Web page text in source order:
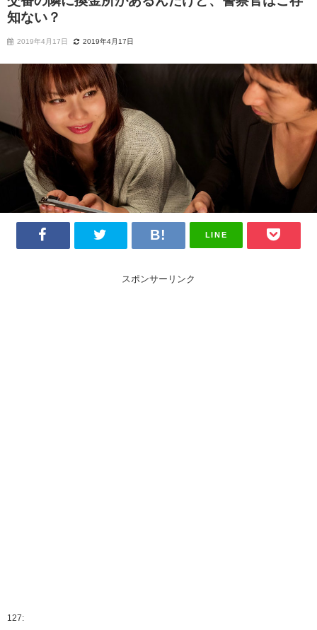
知ない？
2019年4月17日 2019年4月17日
LINE
スポンサーリンク
127: